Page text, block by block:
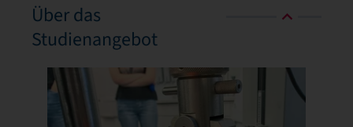
Über das
Studienangebot